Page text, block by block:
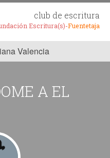
club de escritura
Escritura(s)-Fuentetaja
Valencia
A EL